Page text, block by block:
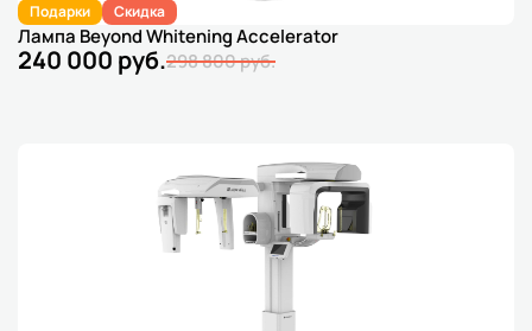
Подарки Скидка
Лампа Beyond Whitening Accelerator
240 000 руб.298 800 руб.